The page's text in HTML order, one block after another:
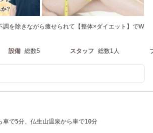
を除きながら痩せられて【整体×ダイエット】でW
設備 総数5 スタッフ 総数1人
車で5分、仏生山温泉から車で10分